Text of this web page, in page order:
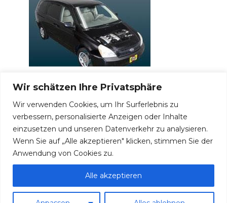
Wir schätzen Ihre Privatsphäre
Wir verwenden Cookies, um Ihr Surferlebnis zu
verbessern, personalisierte Anzeigen oder Inhalte
einzusetzen und unseren Datenverkehr zu analysieren.
Wenn Sie auf „Alle akzeptieren" klicken, stimmen Sie der
Anwendung von Cookies zu.
Alle akzeptieren
sicherung und relais
Sicherungskasten Motorraum Sicherung EIN
Stromkreisgeschützt
© 2026 Sicherungen und Relais